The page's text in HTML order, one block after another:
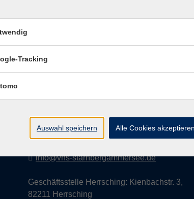
Kontakt
Geschäftsstelle Starnberg: Bahnhofplatz 14,
info@vhs-starnbergammersee.de
Geschäftsstelle Herrsching: Kienbachstr. 3,
82211 Herrsching
Tracking
Auswahl speichern Alle Cookies